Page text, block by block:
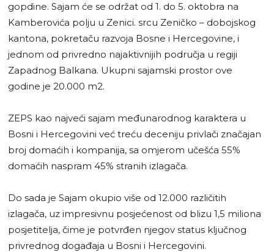
gopdine. Sajam će se održat od 1. do 5. oktobra na
Kamberovića polju u Zenici. srcu Zeničko – dobojskog
kantona, pokretaču razvoja Bosne i Hercegovine, i
jednom od privredno najaktivnijih područja u regiji
Zapadnog Balkana. Ukupni sajamski prostor ove
godine je 20.000 m2.
ZEPS kao najveći sajam međunarodnog karaktera u
Bosni i Hercegovini već treću deceniju privlači značajan
broj domaćih i kompanija, sa omjerom učešća 55%
domaćih naspram 45% stranih izlagača.
Do sada je Sajam okupio više od 12.000 različitih
izlagača, uz impresivnu posjećenost od blizu 1,5 miliona
posjetitelja, čime je potvrđen njegov status ključnog
privrednog događaja u Bosni i Hercegovini.